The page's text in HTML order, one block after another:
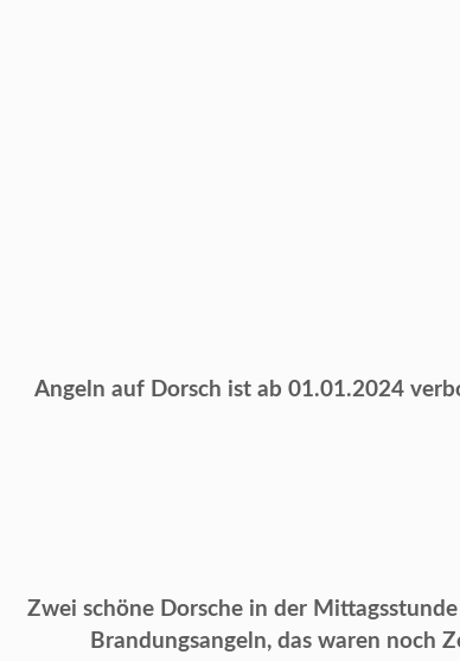
Angeln auf Dorsch ist ab 01.01.2024
Zwei schöne Dorsche in der
Brandungsangeln, das waren noch